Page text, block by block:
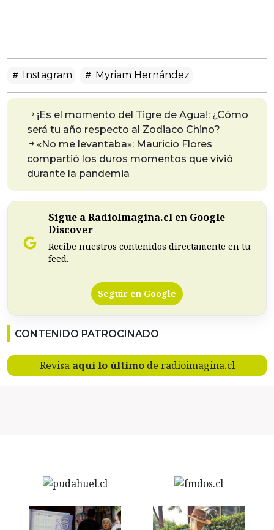
Instagram Myriam Hernández
¡Es el momento del Tigre de Agua!: ¿Cómo
será tu año respecto al Zodiaco Chino?
«No me levantaba»: Mauricio Flores
compartió los duros momentos que vivió
durante la pandemia
Sigue a RadioImagina.cl en Google
Discover
Recibe nuestros contenidos directamente en tu
feed.
Seguir en Google
CONTENIDO PATROCINADO
Revisa aquí lo últimode radioimagina.cl